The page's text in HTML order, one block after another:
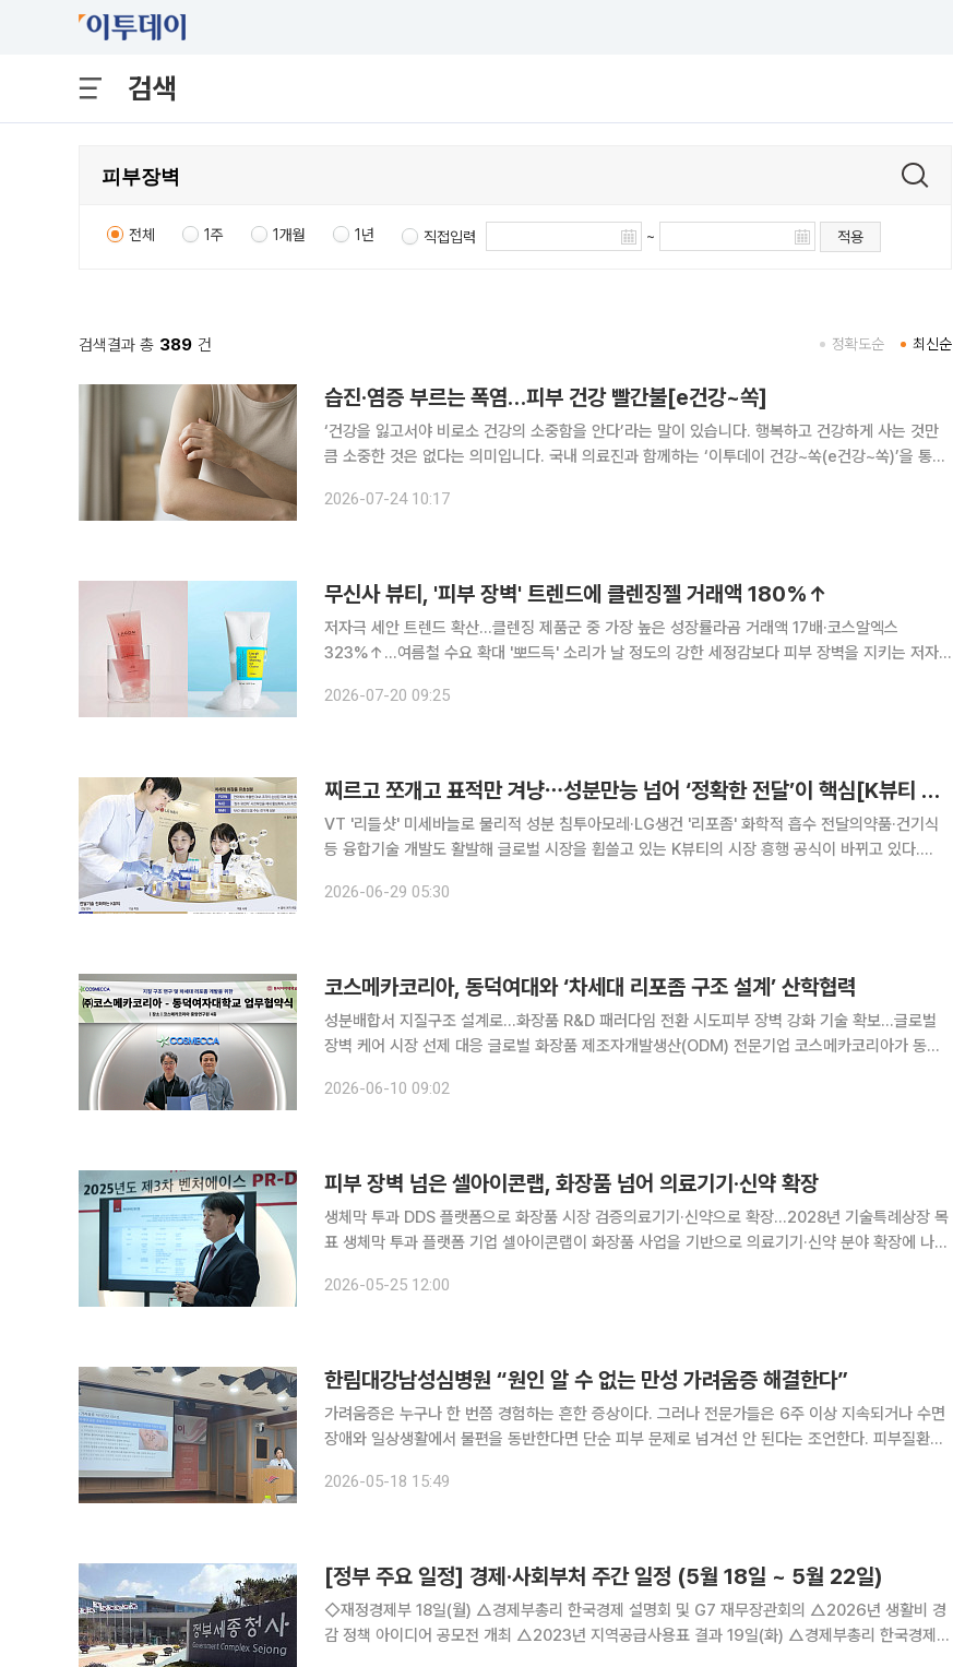
검색
전체 1주 1개월 1년 직접입력 ~ 적용
검색결과 총 389 건 최신순
정확도순
습진·염증 부르는 폭염…피부 건강 빨간불[e건강~쏙]
‘건강을 잃고서야 비로소 건강의 소중함을 안다’라는 말이 있습니다. 행복하고 건강하게 사는 것만
큼 소중한 것은 없다는 의미입니다. 국내 의료진과 함께하는 ‘이투데이 건강~쏙(e건강~쏙)’을 통해
인해 땀 분비가 증가하고 피부가 장시간 습한 상태에 놓이기 쉽다.
2026-07-24 10:17
무신사 뷰티, '피부 장벽' 트렌드에 클렌징젤 거래액 180%↑
저자극 세안 트렌드 확산…클렌징 제품군 중 가장 높은 성장률라곰 거래액 17배·코스알엑스
323%↑…여름철 수요 확대 '뽀드득' 소리가 날 정도의 강한 세정감보다 피부 장벽을 지키는 저자
2026-07-20 09:25
찌르고 쪼개고 표적만 겨냥⋯성분만능 넘어 ‘정확한 전달’이 핵심[K뷰티 기술 전쟁]
VT '리들샷' 미세바늘로 물리적 성분 침투아모레·LG생건 '리포좀' 화학적 흡수 전달의약품·건기식
등 융합기술 개발도 활발해 글로벌 시장을 휩쓸고 있는 K뷰티의 시장 흥행 공식이 바뀌고 있다.
적으로 전달하는 ‘전달기술(Delivery Technology)
2026-06-29 05:30
코스메카코리아, 동덕여대와 ‘차세대 리포좀 구조 설계’ 산학협력
성분배합서 지질구조 설계로...화장품 R&D 패러다임 전환 시도피부 장벽 강화 기술 확보...글로벌
장벽 케어 시장 선제 대응 글로벌 화장품 제조자개발생산(ODM) 전문기업 코스메카코리아가 동덕
코리아는 동덕여대와 지질 구조 연구 및 차세대 리포좀 개발을 위한
2026-06-10 09:02
피부 장벽 넘은 셀아이콘랩, 화장품 넘어 의료기기·신약 확장
생체막 투과 DDS 플랫폼으로 화장품 시장 검증의료기기·신약으로 확장…2028년 기술특례상장 목
표 생체막 투과 플랫폼 기업 셀아이콘랩이 화장품 사업을 기반으로 의료기기·신약 분야 확장에 나선
2026-05-25 12:00
한림대강남성심병원 “원인 알 수 없는 만성 가려움증 해결한다”
가려움증은 누구나 한 번쯤 경험하는 흔한 증상이다. 그러나 전문가들은 6주 이상 지속되거나 수면
장애와 일상생활에서 불편을 동반한다면 단순 피부 문제로 넘겨선 안 된다는 조언한다. 피부질환뿐
2026-05-18 15:49
[정부 주요 일정] 경제·사회부처 주간 일정 (5월 18일 ~ 5월 22일)
◇재정경제부 18일(월) △경제부총리 한국경제 설명회 및 G7 재무장관회의 △2026년 생활비 경
감 정책 아이디어 공모전 개최 △2023년 지역공급사용표 결과 19일(화) △경제부총리 한국경제